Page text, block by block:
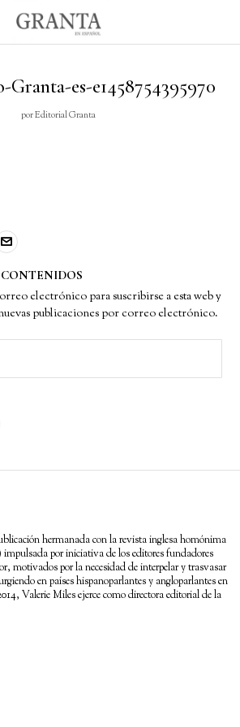
es-e1458754395970
porEditorial Granta
electrónico para suscribirse a esta web y
publicaciones por correo electrónico.
hermanada con la revista inglesa homónima
impulsada por iniciativa de los editores fundadores
motivados por la necesidad de interpelar y trasvasar
en países hispanoparlantes y angloparlantes en
Valerie Miles ejerce como directora editorial de la